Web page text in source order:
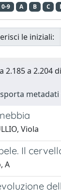
0-9 A B C
le iniziali:
a 2.204
metadati
Viola
Il
A